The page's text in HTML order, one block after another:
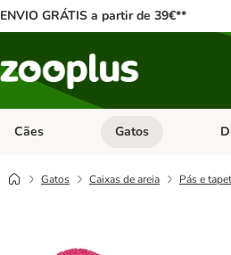
ENVIO GRÁTIS a partir de 39€**
Cães Abrir menu de
Gatos
Gatos Caixas de areia Pás e